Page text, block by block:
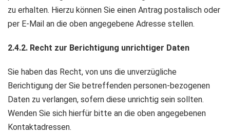
zu erhalten. Hierzu können Sie einen Antrag postalisch oder
per E-Mail an die oben angegebene Adresse stellen.
2.4.2. Recht zur Berichtigung unrichtiger Daten
Sie haben das Recht, von uns die unverzügliche
Berichtigung der Sie betreffenden personen-bezogenen
Daten zu verlangen, sofern diese unrichtig sein sollten.
Wenden Sie sich hierfür bitte an die oben angegebenen
Kontaktadressen.